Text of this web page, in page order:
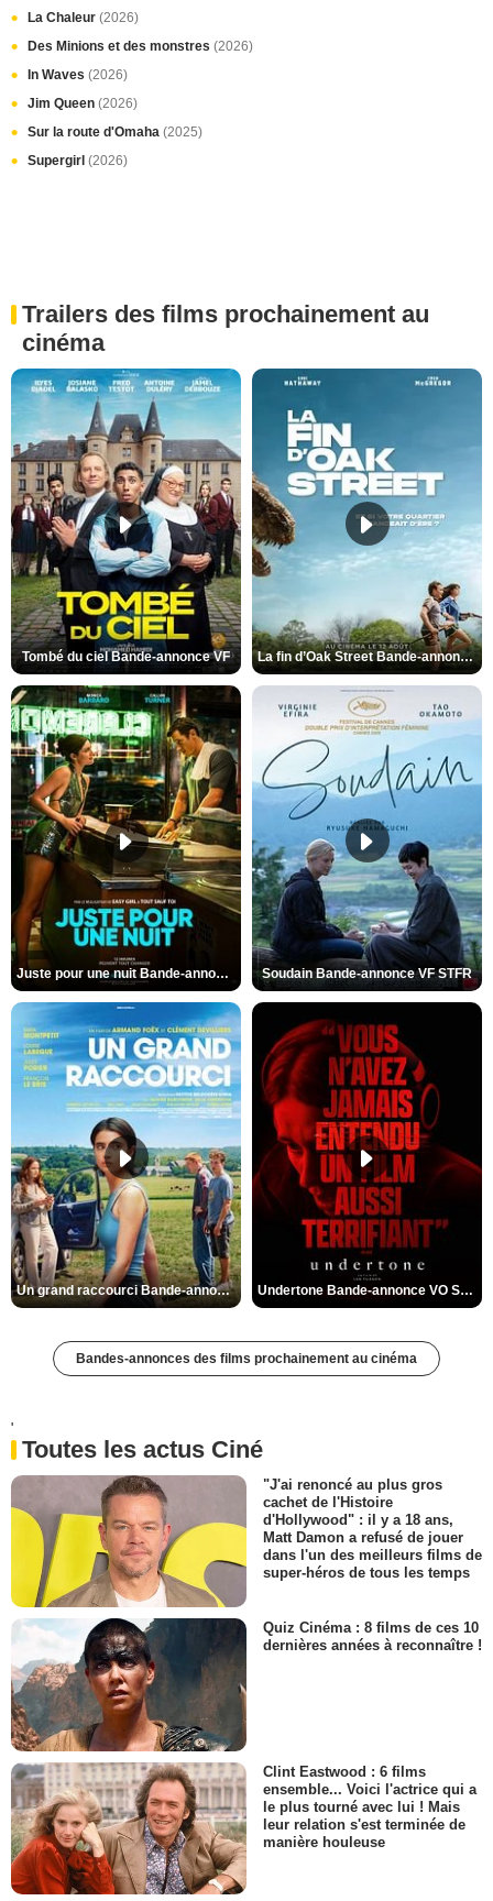
La Chaleur (2026)
Des Minions et des monstres (2026)
In Waves (2026)
Jim Queen (2026)
Sur la route d'Omaha (2025)
Supergirl (2026)
Trailers des films prochainement au
cinéma
Tombé du ciel Bande-annonce VF La fin d’Oak Street Bande-annonce VO STFR
Juste pour une nuit Bande-annonce VO STFR Soudain Bande-annonce VF STFR
Un grand raccourci Bande-annonce VF Undertone Bande-annonce VO STFR
Bandes-annonces des films prochainement au cinéma
'
Toutes les actus Ciné
"J'ai renoncé au plus gros
cachet de l'Histoire
d'Hollywood" : il y a 18 ans,
Matt Damon a refusé de jouer
dans l'un des meilleurs films de
super-héros de tous les temps
Quiz Cinéma : 8 films de ces 10
dernières années à reconnaître !
Clint Eastwood : 6 films
ensemble... Voici l'actrice qui a
le plus tourné avec lui ! Mais
leur relation s'est terminée de
manière houleuse